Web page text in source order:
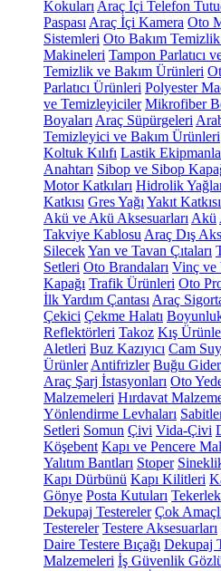
Kokuları Araç İçi Telefon
Paspası Araç İçi Kamera Oto
Sistemleri Oto Bakım
Makineleri Tampon Parlatıcı
Temizlik ve Bakım Ürünleri
Parlatıcı Ürünleri Polyester
ve Temizleyiciler Mikrofiber
Boyaları Araç Süpürgeleri
Temizleyici ve Bakım Ürünleri
Koltuk Kılıfı Lastik
Anahtarı Sibop ve Sibop
Motor Katkıları Hidrolik
Katkısı Gres Yağı Yakıt Katkısı
Akü ve Akü Aksesuarları Akü
Takviye Kablosu Araç Dış
SilecekYan ve Tavan Çıtaları
Setleri Oto Brandaları Vinç ve
Kapağı Trafik Ürünleri Oto
İlk Yardım Çantası Araç
Çekici Çekme Halatı
Reflektörleri Takoz Kış
Aletleri Buz Kazıyıcı Cam
Ürünler Antifrizler Buğu
Araç Şarj İstasyonları Oto
Malzemeleri Hırdavat
Yönlendirme Levhaları
Setleri Somun Çivi Vida-Çivi
Köşebent Kapı ve Pencere
Yalıtım Bantları Stoper
Kapı Dürbünü Kapı Kilitleri
Gönye Posta Kutuları Tekerlek
Dekupaj Testereler Çok
Testereler Testere Aksesuarları
Daire Testere Bıçağı Dekupaj
Malzemeleri İş Güvenlik